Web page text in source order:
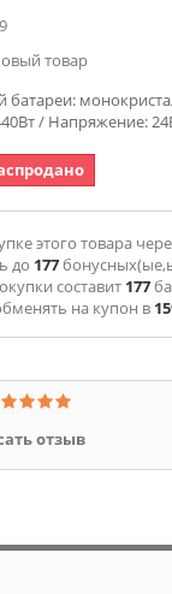
товар
батареи:
/ Напряжение:
этого товара
до 177
составит 177
на купон в
отзыв